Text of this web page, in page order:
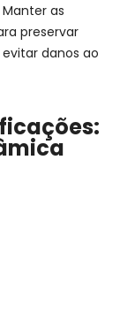
as
preservar
danos ao